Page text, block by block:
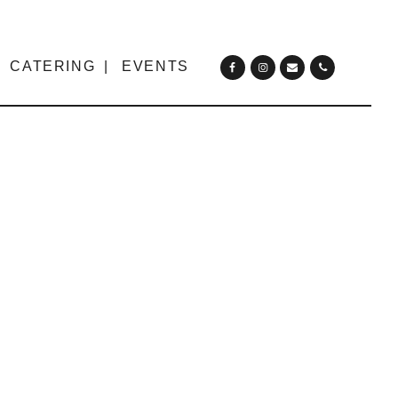
CATERING EVENTS